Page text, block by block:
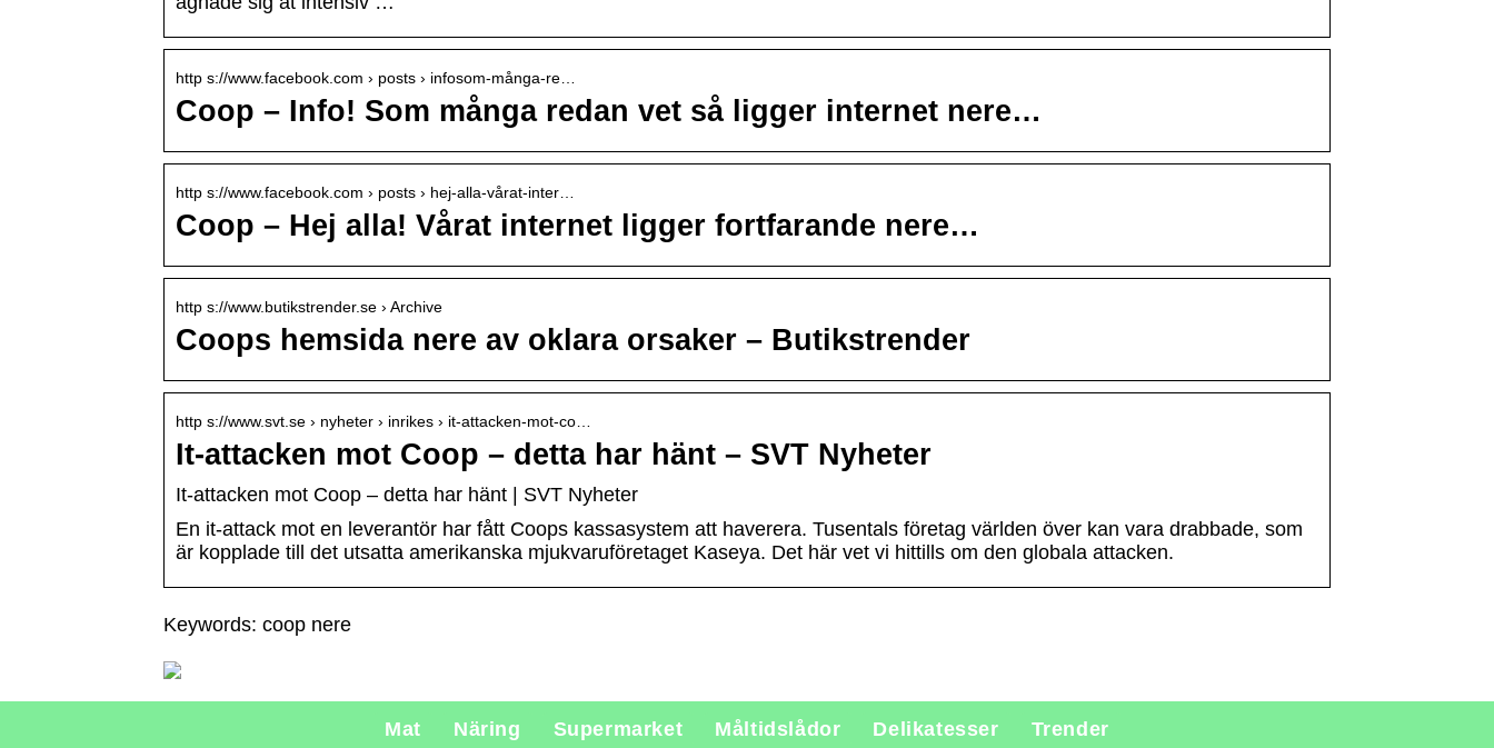
http s://www.facebook.com › posts › infosom-många-re…
Coop – Info! Som många redan vet så ligger internet nere…
http s://www.facebook.com › posts › hej-alla-vårat-inter…
Coop – Hej alla! Vårat internet ligger fortfarande nere…
http s://www.butikstrender.se › Archive
Coops hemsida nere av oklara orsaker – Butikstrender
http s://www.svt.se › nyheter › inrikes › it-attacken-mot-co…
It-attacken mot Coop – detta har hänt – SVT Nyheter
It-attacken mot Coop – detta har hänt | SVT Nyheter
En it-attack mot en leverantör har fått Coops kassasystem att haverera. Tusentals företag världen över kan vara drabbade, som
är kopplade till det utsatta amerikanska mjukvaruföretaget Kaseya. Det här vet vi hittills om den globala attacken.
Keywords: coop nere
Mat Näring Supermarket Måltidslådor Delikatesser Trender